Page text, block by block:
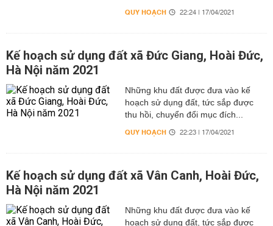
QUY HOẠCH 22:24 | 17/04/2021
Kế hoạch sử dụng đất xã Đức Giang, Hoài Đức,
Hà Nội năm 2021
Những khu đất được đưa vào kế
hoạch sử dụng đất, tức sắp được
thu hồi, chuyển đổi mục đích...
QUY HOẠCH 22:23 | 17/04/2021
Kế hoạch sử dụng đất xã Vân Canh, Hoài Đức,
Hà Nội năm 2021
Những khu đất được đưa vào kế
hoạch sử dụng đất, tức sắp được